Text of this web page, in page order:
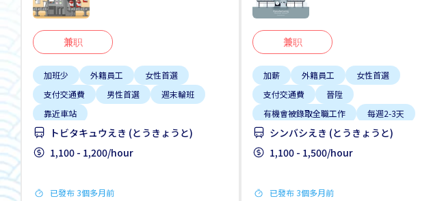
兼职
加班少 外籍員工
女性首選
支付交通費
男性首選
週末輪班
靠近車站
トビタキュウえき (とうきょうと)
1,100 - 1,200/hour
已發布 3個多月前
兼职
加薪 外籍員工
女性首選
支付交通費
晉陞
有機會被錄取全職工作
每週2-3天
無經驗要求
男性首選
シンバシえき (とうきょうと)
1,100 - 1,500/hour
已發布 3個多月前